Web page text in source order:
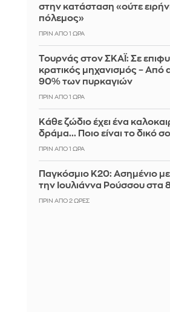
στην κατάσταση «ούτε
πόλεμος»
ΠΡΙΝ ΑΠΌ 1 ΏΡΑ
Τουρνάς στον ΣΚΑΪ: Σε
κρατικός μηχανισμός – Από
90% των πυρκαγιών
ΠΡΙΝ ΑΠΌ 1 ΏΡΑ
Κάθε ζώδιο έχει ένα
δράμα... Ποιο είναι το δικό
ΠΡΙΝ ΑΠΌ 1 ΏΡΑ
Παγκόσμιο Κ20: Ασημένιο
την Ιουλιάννα Ρούσσου στα
ΠΡΙΝ ΑΠΌ 2 ΏΡΕΣ